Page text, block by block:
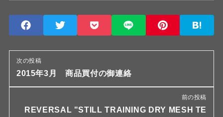
次の投稿
2015年3月 商品買付の御連絡
前の投稿
REVERSAL "STILL TRAINING DRY MESH TE